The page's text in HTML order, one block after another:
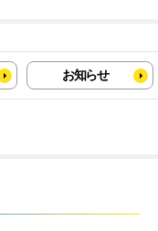
お知らせ